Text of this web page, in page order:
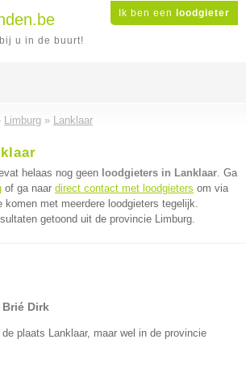
Ik ben een loodgieter
u in de buurt!
Limburg » Lanklaar
helaas nog geen loodgieters in Lanklaar. Ga
of ga naar direct contact met loodgieters om via
komen met meerdere loodgieters tegelijk.
getoond uit de provincie Limburg.
Dirk
plaats Lanklaar, maar wel in de provincie